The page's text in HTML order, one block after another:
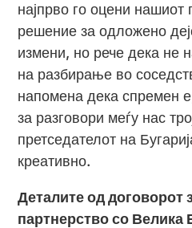
најпрво го оцени нашиот
решение за одложено
измени, но рече дека не
на разбирање во
напомена дека спремен
за разговори меѓу нас
претседателот на
креативно.
Деталите од договорот
партнерство со Велика